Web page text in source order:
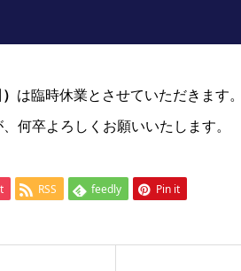
は臨時休業とさせていただきます。
何卒よろしくお願いいたします。
RSS feedly Pin it